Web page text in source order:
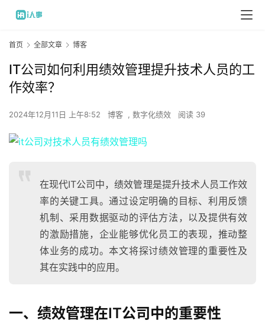
首页 全部文章 博客
IT公司如何利用绩效管理提升技术人员的工
作效率？
2024年12月11日 上午8:52 博客 , 数字化绩效 阅读 39
在现代IT公司中，绩效管理是提升技术人员工作效
率的关键工具。通过设定明确的目标、利用反馈
机制、采用数据驱动的评估方法，以及提供有效
的激励措施，企业能够优化员工的表现，推动整
体业务的成功。本文将探讨绩效管理的重要性及
其在实践中的应用。
一、绩效管理在IT公司中的重要性